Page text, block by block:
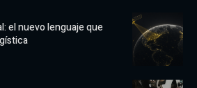
el nuevo lenguaje que